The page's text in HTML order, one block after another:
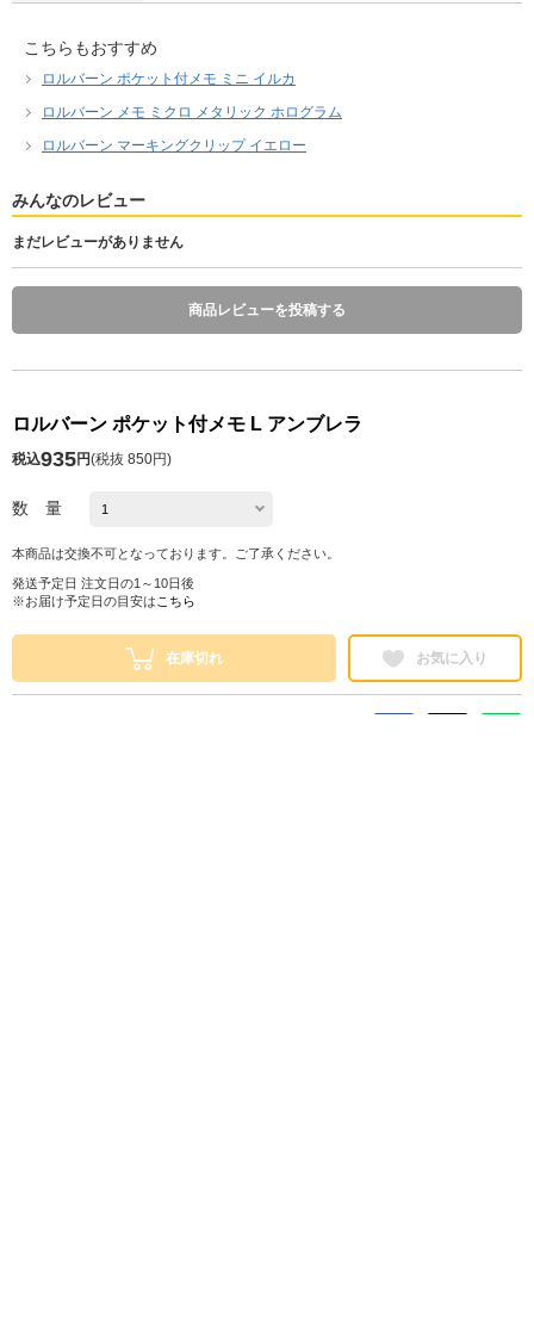
こちらもおすすめ
ロルバーン ポケット付メモ ミニ イルカ
ロルバーン メモ ミクロ メタリック ホログラム
ロルバーン マーキングクリップ イエロー
みんなのレビュー
まだレビューがありません
商品レビューを投稿する
ロルバーン ポケット付メモ L アンブレラ
税込935円(税抜 850円)
数 量
本商品は交換不可となっております。ご了承ください。
発送予定日 注文日の1～10日後
※お届け予定日の目安は こちら
在庫切れ お気に入り